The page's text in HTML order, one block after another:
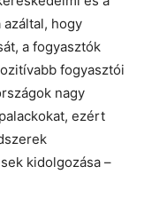
hogy
a fogyasztók
fogyasztói
nagy
ezért
kidolgozása –